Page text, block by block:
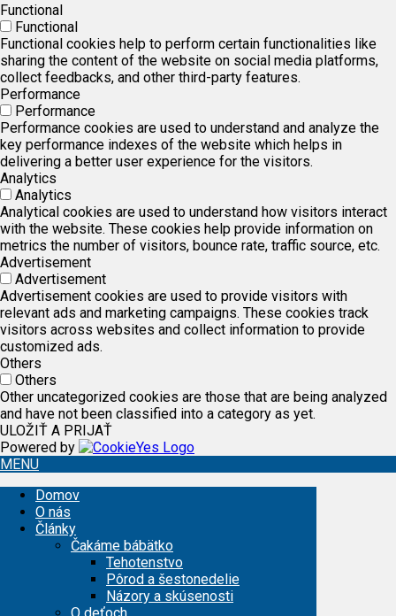
Functional
Functional
Functional cookies help to perform certain functionalities like
sharing the content of the website on social media platforms,
collect feedbacks, and other third-party features.
Performance
Performance
Performance cookies are used to understand and analyze the
key performance indexes of the website which helps in
delivering a better user experience for the visitors.
Analytics
Analytics
Analytical cookies are used to understand how visitors interact
with the website. These cookies help provide information on
metrics the number of visitors, bounce rate, traffic source, etc.
Advertisement
Advertisement
Advertisement cookies are used to provide visitors with
relevant ads and marketing campaigns. These cookies track
visitors across websites and collect information to provide
customized ads.
Others
Others
Other uncategorized cookies are those that are being analyzed
and have not been classified into a category as yet.
ULOŽIŤ A PRIJAŤ
Powered by
MENU
Domov
O nás
Články
Čakáme bábätko
Tehotenstvo
Pôrod a šestonedelie
Názory a skúsenosti